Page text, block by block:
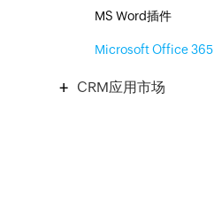
MS Word插件
Microsoft Office 365
CRM应用市场